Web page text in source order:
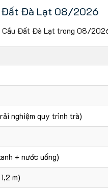
Đất Đà Lạt 08/2026
Cầu Đất Đà Lạt trong 08/
nghiệm quy trình trà)
+ nước uống)
m)